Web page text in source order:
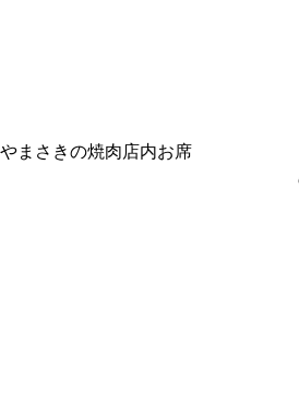
やまさきの焼肉店内お席